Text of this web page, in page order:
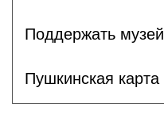
Поддержать музей
Пушкинская карта